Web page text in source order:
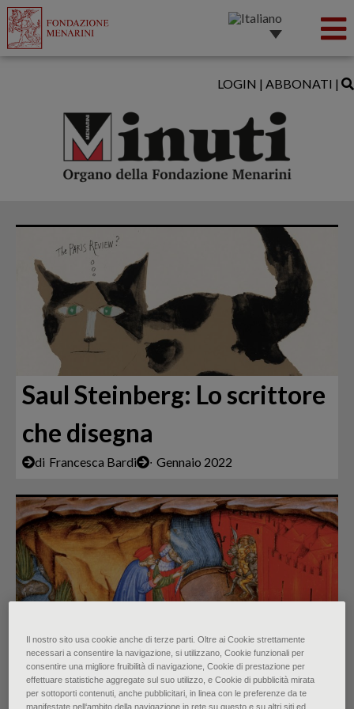
LOGIN | ABBONATI |
Saul Steinberg: Lo scrittore
che disegna
di Francesca Bardi ∙ Gennaio 2022
La Divina Commedia e
l’anima pop
Il nostro sito usa cookie anche di terze parti. Oltre ai Cookie strettamente
necessari a consentire la navigazione, si utilizzano, Cookie funzionali per
consentire una migliore fruibilità di navigazione, Cookie di prestazione per
effettuare statistiche aggregate sul suo utilizzo, e Cookie di pubblicità mirata
per sottoporti contenuti, anche pubblicitari, in linea con le preferenze da te
manifestate nell‘ambito della navigazione in rete su questo e su altri siti ed